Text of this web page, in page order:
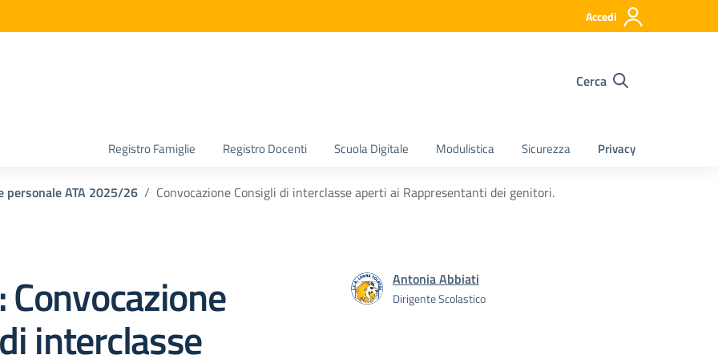
Accedi
Cerca
Registro Famiglie Registro Docenti Scuola Digitale Modulistica Sicurezza Privacy
personale ATA 2025/26 Convocazione Consigli di interclasse aperti ai Rappresentanti dei genitori.
interclasse
Antonia Abbiati
Dirigente Scolastico